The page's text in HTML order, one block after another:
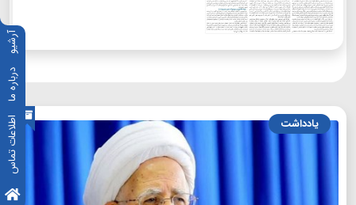
آرشیو
درباره ما
اطلاعات تماس یادداشت